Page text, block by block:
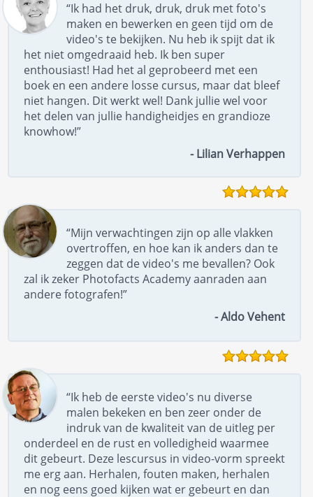
“Ik had het druk, druk, druk met foto's
maken en bewerken en geen tijd om de
video's te bekijken. Nu heb ik spijt dat ik
het niet omgedraaid heb. Ik ben super
enthousiast! Had het al geprobeerd met een
boek en een andere losse cursus, maar dat bleef
niet hangen. Dit werkt wel! Dank jullie wel voor
het delen van jullie handigheidjes en grandioze
knowhow!”
- Lilian Verhappen
“Mijn verwachtingen zijn op alle vlakken
overtroffen, en hoe kan ik anders dan te
zeggen dat de video's me bevallen? Ook
zal ik zeker Photofacts Academy aanraden aan
andere fotografen!”
- Aldo Vehent
“Ik heb de eerste video's nu diverse
malen bekeken en ben zeer onder de
indruk van de kwaliteit van de uitleg per
onderdeel en de rust en volledigheid waarmee
dit gebeurt. Deze lescursus in video-vorm spreekt
me erg aan. Herhalen, fouten maken, herhalen
en nog eens goed kijken wat er gebeurt en dan